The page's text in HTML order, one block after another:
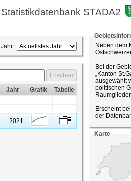
Statistikdatenbank STADA2
Jahr
Löschen
Jahr Grafik
Tabelle
2021
Neben dem
Bei der
„Kanton
ausgewählt
politischen
Erscheint
der
Karte